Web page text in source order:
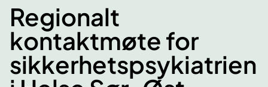
Regionalt
kontaktmøte for
sikkerhetspsykiatrien